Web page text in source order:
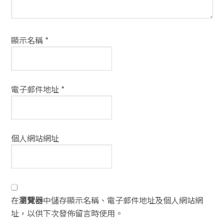
顯示名稱 *
電子郵件地址 *
個人網站網址
在瀏覽器中儲存顯示名稱、電子郵件地址及個人網站網
址，以供下次發佈留言時使用。